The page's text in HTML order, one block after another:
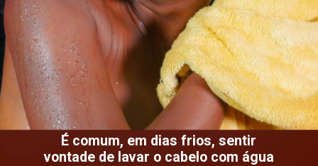
É comum, em dias frios, sentir
vontade de lavar o cabelo com água